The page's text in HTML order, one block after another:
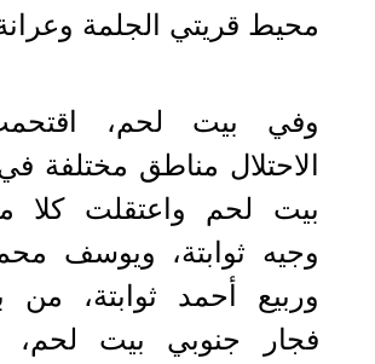
محيط قريتي الجلمة
وفي بيت لحم،
الاحتلال مناطق مختلفة
بيت لحم واعتقلت كلا
وجيه ثوابتة، ويوسف
وربيع أحمد ثوابتة، من
فجار جنوبي بيت لحم،